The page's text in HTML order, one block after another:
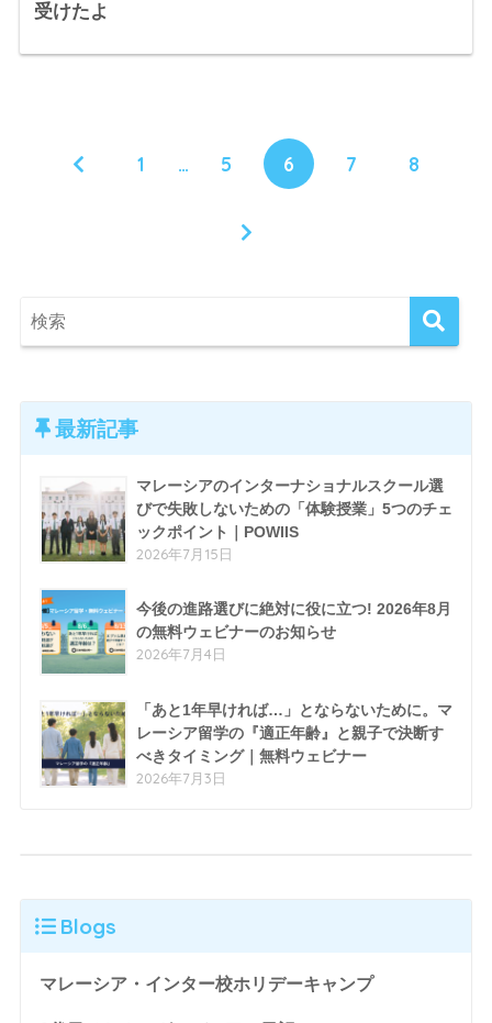
受けたよ
1 … 5 6 7 8
最新記事
マレーシアのインターナショナルスクール選
びで失敗しないための「体験授業」5つのチェ
ックポイント｜POWIIS
2026年7月15日
今後の進路選びに絶対に役に立つ! 2026年8月
の無料ウェビナーのお知らせ
2026年7月4日
「あと1年早ければ…」とならないために。マ
レーシア留学の『適正年齢』と親子で決断す
べきタイミング｜無料ウェビナー
2026年7月3日
Blogs
マレーシア・インター校ホリデーキャンプ